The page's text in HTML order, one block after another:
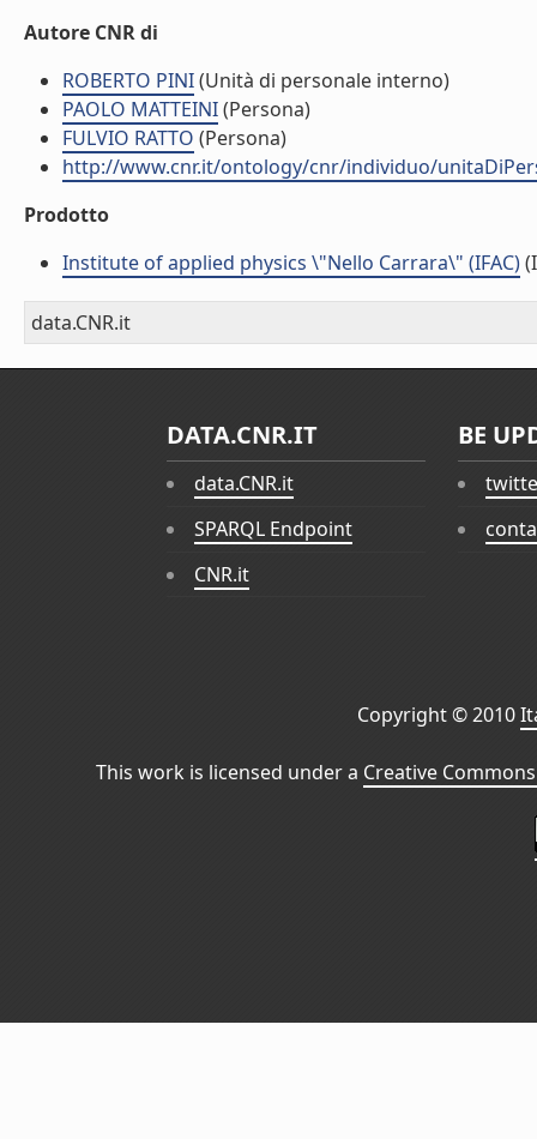
Autore CNR di
ROBERTO PINI(Unità di personale interno)
PAOLO MATTEINI(Persona)
FULVIO RATTO (Persona)
http://www.cnr.it/ontology/cnr/individuo/
Prodotto
Institute of applied physics \"Nello Carrara\" (IFAC)
data.CNR.it
DATA.CNR.IT
data.CNR.it
SPARQL Endpoint
CNR.it
BE
Copyright © 2010
This work is licensed under a Creative